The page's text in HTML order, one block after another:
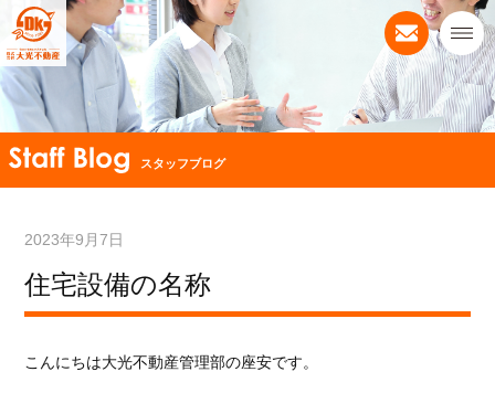
スタッフブログ
2023年9月7日
住宅設備の名称
こんにちは大光不動産管理部の座安です。